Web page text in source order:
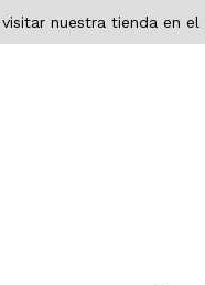
visitar nuestra tienda en el